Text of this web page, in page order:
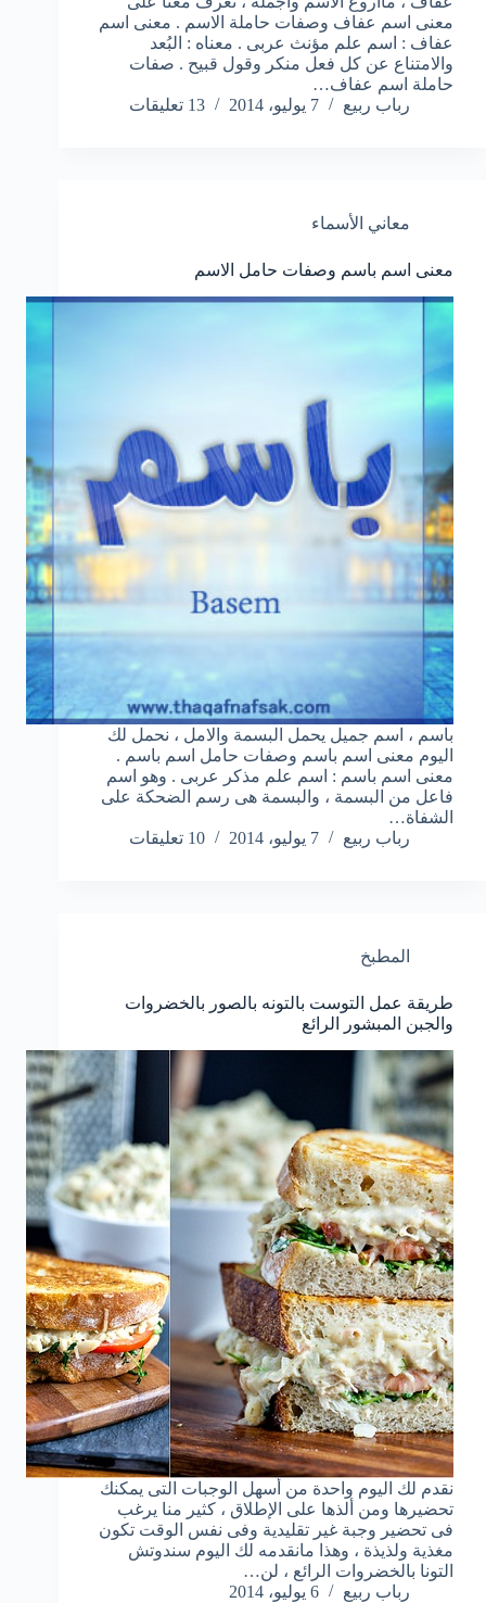
معنى اسم عفاف وصفات حاملة الاسم . معنى اسم
عفاف : اسم علم مؤنث عربى . معناه : البُعد
والامتناع عن كل فعل منكر وقول قبيح . صفات
حاملة اسم عفاف…
رباب ربيع
7 يوليو، 2014 13 تعليقات
معاني الأسماء
معنى اسم باسم وصفات حامل الاسم
باسم ، اسم جميل يحمل البسمة والامل ، نحمل لك
اليوم معنى اسم باسم وصفات حامل اسم باسم .
معنى اسم باسم : اسم علم مذكر عربى . وهو اسم
فاعل من البسمة ، والبسمة هى رسم الضحكة على
الشفاة…
رباب ربيع
7 يوليو، 2014 10 تعليقات
المطبخ
طريقة عمل التوست بالتونه بالصور بالخضروات
والجبن المبشور الرائع
نقدم لك اليوم واحدة من أسهل الوجبات التى يمكنك
تحضيرها ومن ألذها على الإطلاق ، كثير منا يرغب
فى تحضير وجبة غير تقليدية وفى نفس الوقت تكون
مغذية ولذيذة ، وهذا مانقدمه لك اليوم سندوتش
التونا بالخضروات الرائع ، لن…
رباب ربيع
6 يوليو، 2014